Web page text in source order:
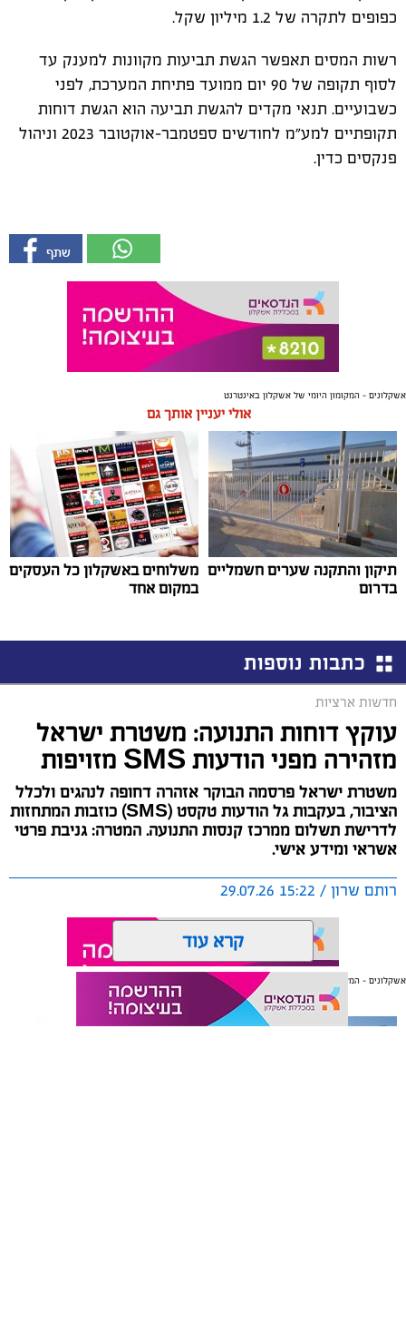
כפופים לתקרה של 1.2 מיליון שקל.
רשות המסים תאפשר הגשת תביעות מקוונות למענק עד
לסוף תקופה של 90 יום ממועד פתיחת המערכת, לפני
כשבועיים. תנאי מקדים להגשת תביעה הוא הגשת דוחות
תקופתיים למע"מ לחודשים ספטמבר-אוקטובר 2023 וניהול
פנקסים כדין.
אשקלונים - המקומון היומי של אשקלון באינטרנט
אולי יעניין אותך גם
תיקון והתקנה שערים חשמליים
בדרום
משלוחים באשקלון כל העסקים
במקום אחד
כתבות נוספות
חדשות ארציות
עוקץ דוחות התנועה: משטרת ישראל
מזהירה מפני הודעות SMS מזויפות
משטרת ישראל פרסמה הבוקר אזהרה דחופה לנהגים ולכלל
הציבור, בעקבות גל הודעות טקסט (SMS) כוזבות המתחזות
לדרישת תשלום ממרכז קנסות התנועה. המטרה: גניבת פרטי
אשראי ומידע אישי.
רותם שרון / 15:22 29.07.26
תגים:משטרת ישראל
קרא עוד
אשקלונים - המקומון היומי של אשקלון באינטרנט
אולי יעניין אותך גם